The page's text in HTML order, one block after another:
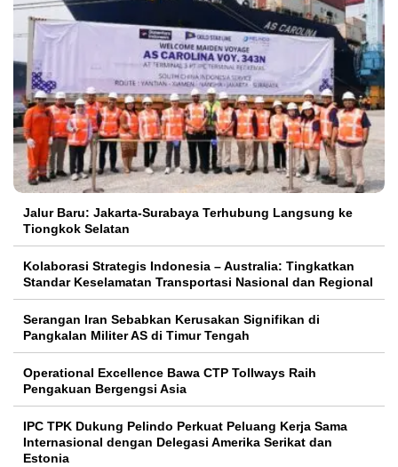
Jalur Baru: Jakarta-Surabaya Terhubung Langsung ke
Tiongkok Selatan
Kolaborasi Strategis Indonesia – Australia: Tingkatkan
Standar Keselamatan Transportasi Nasional dan Regional
Serangan Iran Sebabkan Kerusakan Signifikan di
Pangkalan Militer AS di Timur Tengah
Operational Excellence Bawa CTP Tollways Raih
Pengakuan Bergengsi Asia
IPC TPK Dukung Pelindo Perkuat Peluang Kerja Sama
Internasional dengan Delegasi Amerika Serikat dan
Estonia